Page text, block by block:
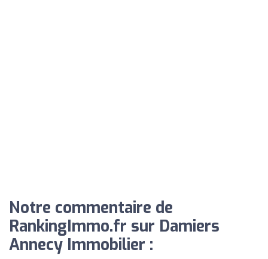
Notre commentaire de
RankingImmo.fr sur Damiers
Annecy Immobilier :